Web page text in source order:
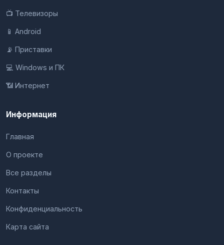
📺 Телевизоры
📱 Android
📡 Приставки
💻 Windows и ПК
📶 Интернет
Информация
Главная
О проекте
Все разделы
Контакты
Конфиденциальность
Карта сайта